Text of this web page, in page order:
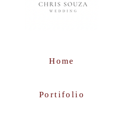
Home
Portifolio